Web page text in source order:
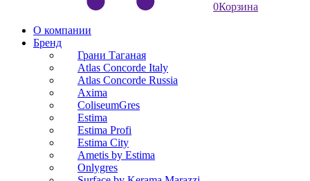
0Корзина
О компании
Бренд
Грани Таганая
Atlas Concorde Italy
Atlas Concorde Russia
Axima
ColiseumGres
Estima
Estima Profi
Estima City
Ametis by Estima
Onlygres